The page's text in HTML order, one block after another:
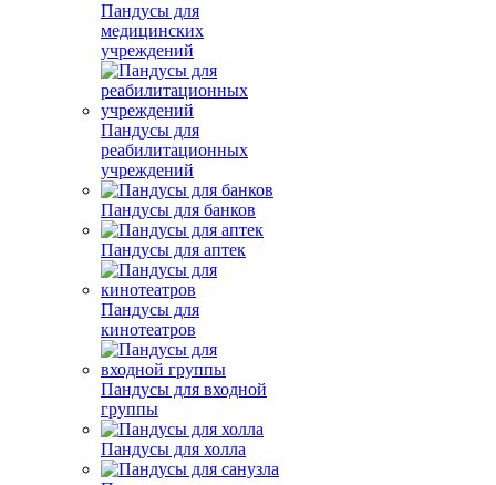
Пандусы для
медицинских
учреждений
Пандусы для
реабилитационных
учреждений
Пандусы для банков
Пандусы для аптек
Пандусы для
кинотеатров
Пандусы для входной
группы
Пандусы для холла